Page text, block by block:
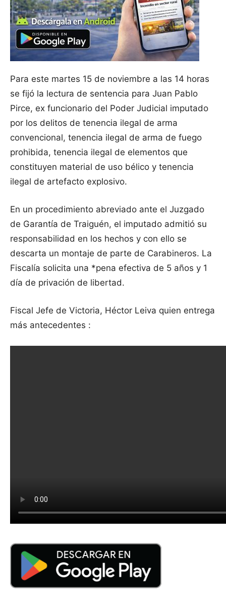
Para este martes 15 de noviembre a las 14 horas
se fijó la lectura de sentencia para Juan Pablo
Pirce, ex funcionario del Poder Judicial imputado
por los delitos de tenencia ilegal de arma
convencional, tenencia ilegal de arma de fuego
prohibida, tenencia ilegal de elementos que
constituyen material de uso bélico y tenencia
ilegal de artefacto explosivo.
En un procedimiento abreviado ante el Juzgado
de Garantía de Traiguén, el imputado admitió su
responsabilidad en los hechos y con ello se
descarta un montaje de parte de Carabineros. La
Fiscalía solicita una *pena efectiva de 5 años y 1
día de privación de libertad.
Fiscal Jefe de Victoria, Héctor Leiva quien entrega
más antecedentes :